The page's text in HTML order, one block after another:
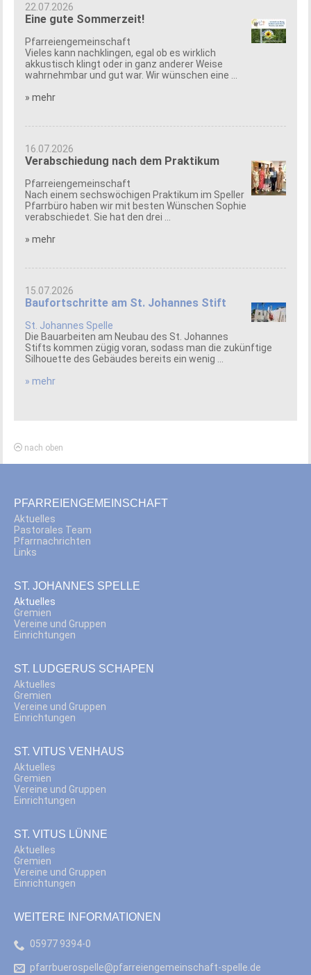
22.07.2026
Eine gute Sommerzeit!
Pfarreiengemeinschaft
Vieles kann nachklingen, egal ob es wirklich
akkustisch klingt oder in ganz anderer Weise
wahrnehmbar und gut war. Wir wünschen eine ...
» mehr
16.07.2026
Verabschiedung nach dem Praktikum
Pfarreiengemeinschaft
Nach einem sechswöchigen Praktikum im Speller
Pfarrbüro haben wir mit besten Wünschen Sophie
verabschiedet. Sie hat den drei ...
» mehr
15.07.2026
Baufortschritte am St. Johannes Stift
St. Johannes Spelle
Die Bauarbeiten am Neubau des St. Johannes
Stifts kommen zügig voran, sodass man die zukünftige
Silhouette des Gebäudes bereits ein wenig ...
» mehr
nach oben
PFARREIENGEMEINSCHAFT
Aktuelles
Pastorales Team
Pfarrnachrichten
Links
ST. JOHANNES SPELLE
Aktuelles
Gremien
Vereine und Gruppen
Einrichtungen
ST. LUDGERUS SCHAPEN
Aktuelles
Gremien
Vereine und Gruppen
Einrichtungen
ST. VITUS VENHAUS
Aktuelles
Gremien
Vereine und Gruppen
Einrichtungen
ST. VITUS LÜNNE
Aktuelles
Gremien
Vereine und Gruppen
Einrichtungen
WEITERE INFORMATIONEN
05977 9394-0
pfarrbuerospelle@pfarreiengemeinschaft-spelle.de